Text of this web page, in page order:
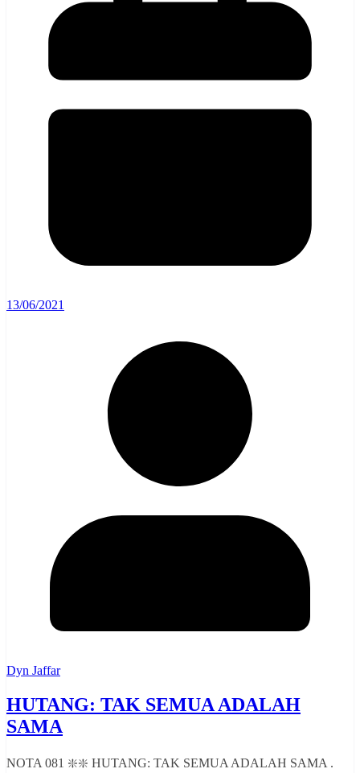
13/06/2021
Dyn Jaffar
HUTANG: TAK SEMUA ADALAH
SAMA
NOTA 081 ❇️❇️ HUTANG: TAK SEMUA ADALAH SAMA .